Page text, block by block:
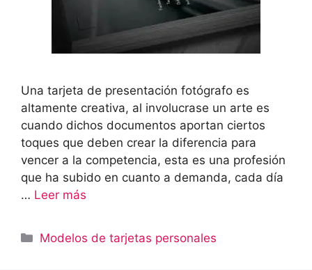
Una tarjeta de presentación fotógrafo es
altamente creativa, al involucrase un arte es
cuando dichos documentos aportan ciertos
toques que deben crear la diferencia para
vencer a la competencia, esta es una profesión
que ha subido en cuanto a demanda, cada día
… Leer más
Categorías
Modelos de tarjetas personales